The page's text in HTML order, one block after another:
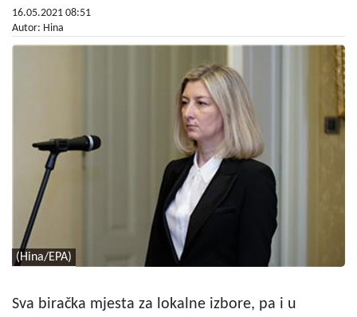
16.05.2021 08:51
Autor: Hina
(Hina/EPA)
Sva biračka mjesta za lokalne izbore, pa i u